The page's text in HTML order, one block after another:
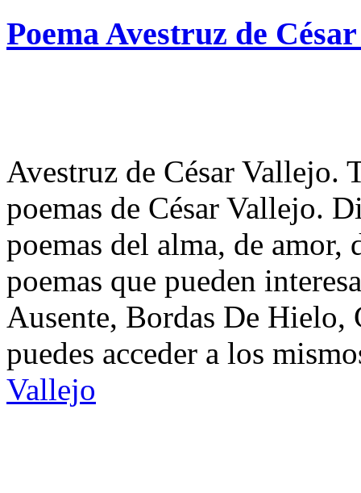
Poema Avestruz de
Avestruz de César Vallejo.
poemas de César Vallejo.
poemas del alma, de
poemas que pueden
Ausente, Bordas De
puedes acceder a los
Vallejo